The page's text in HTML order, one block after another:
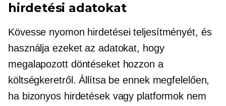
hirdetési adatokat
Kövesse nyomon hirdetései teljesítményét, és
használja ezeket az adatokat, hogy
megalapozott döntéseket hozzon a
költségkeretről. Állítsa be ennek megfelelően,
ha bizonyos hirdetések vagy platformok nem